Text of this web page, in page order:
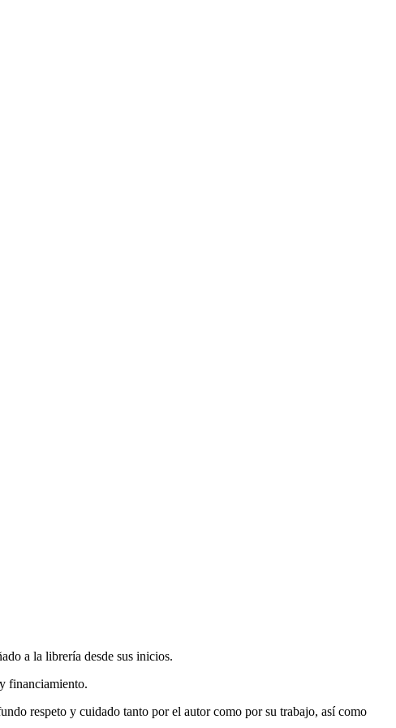
a la librería desde sus inicios.
financiamiento.
respeto y cuidado tanto por el autor como por su trabajo, así como